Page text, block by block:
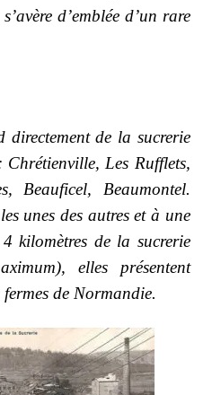
d’emblée d’un rare
directement de la sucrerie
Chrétienville, Les Rufflets,
Beauficel, Beaumontel.
unes des autres et à une
kilomètres de la sucrerie
elles présentent
de Normandie.